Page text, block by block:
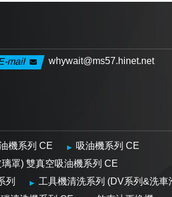
mail whywait@ms57.hinet.net
機系列 CE
吸油機系列 CE
璃罩) 雙真空吸油機系列 CE
列
工具機清洗系列 (DV系列&洗車